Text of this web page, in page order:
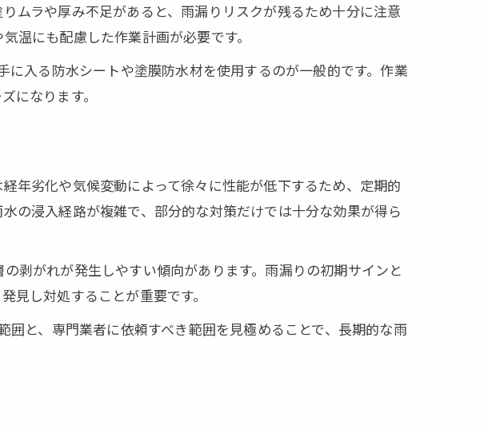
事の流れ
劣化チェック
座
ポイント
基本知識
安全対策
ムラや厚み不足があると、雨漏りリスクが残るため十分に注意
温にも配慮した作業計画が必要です。
入る防水シートや塗膜防水材を使用するのが一般的です。作業
になります。
年劣化や気候変動によって徐々に性能が低下するため、定期的
の浸入経路が複雑で、部分的な対策だけでは十分な効果が得ら
剥がれが発生しやすい傾向があります。雨漏りの初期サインと
見し対処することが重要です。
と、専門業者に依頼すべき範囲を見極めることで、長期的な雨